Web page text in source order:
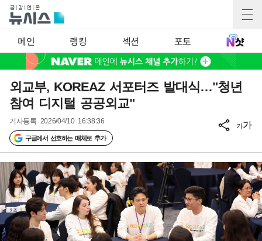
메인 랭킹 섹션 포토
외교부, KOREAZ 서포터즈 발대식…"청년
참여 디지털 공공외교"
기사등록 2026/04/10 16:38:36
구글에서 선호하는 매체로 추가
가가